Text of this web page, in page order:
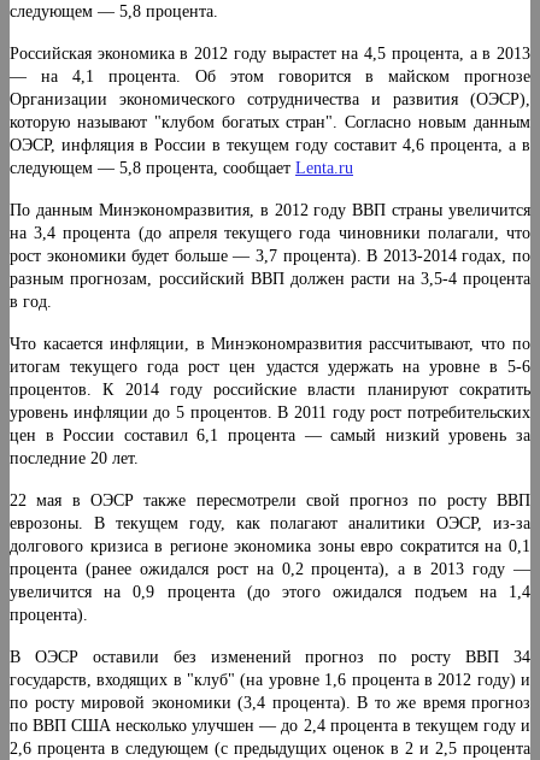
следующем — 5,8 процента.
Российская экономика в 2012 году вырастет на 4,5 процента, а в 2013
— на 4,1 процента. Об этом говорится в майском прогнозе
Организации экономического сотрудничества и развития (ОЭСР),
которую называют "клубом богатых стран". Согласно новым данным
ОЭСР, инфляция в России в текущем году составит 4,6 процента, а в
следующем — 5,8 процента, сообщает Lenta.ru
По данным Минэкономразвития, в 2012 году ВВП страны увеличится
на 3,4 процента (до апреля текущего года чиновники полагали, что
рост экономики будет больше — 3,7 процента). В 2013-2014 годах, по
разным прогнозам, российский ВВП должен расти на 3,5-4 процента
в год.
Что касается инфляции, в Минэкономразвития рассчитывают, что по
итогам текущего года рост цен удастся удержать на уровне в 5-6
процентов. К 2014 году российские власти планируют сократить
уровень инфляции до 5 процентов. В 2011 году рост потребительских
цен в России составил 6,1 процента — самый низкий уровень за
последние 20 лет.
22 мая в ОЭСР также пересмотрели свой прогноз по росту ВВП
еврозоны. В текущем году, как полагают аналитики ОЭСР, из-за
долгового кризиса в регионе экономика зоны евро сократится на 0,1
процента (ранее ожидался рост на 0,2 процента), а в 2013 году —
увеличится на 0,9 процента (до этого ожидался подъем на 1,4
процента).
В ОЭСР оставили без изменений прогноз по росту ВВП 34
государств, входящих в "клуб" (на уровне 1,6 процента в 2012 году) и
по росту мировой экономики (3,4 процента). В то же время прогноз
по ВВП США несколько улучшен — до 2,4 процента в текущем году и
2,6 процента в следующем (с предыдущих оценок в 2 и 2,5 процента